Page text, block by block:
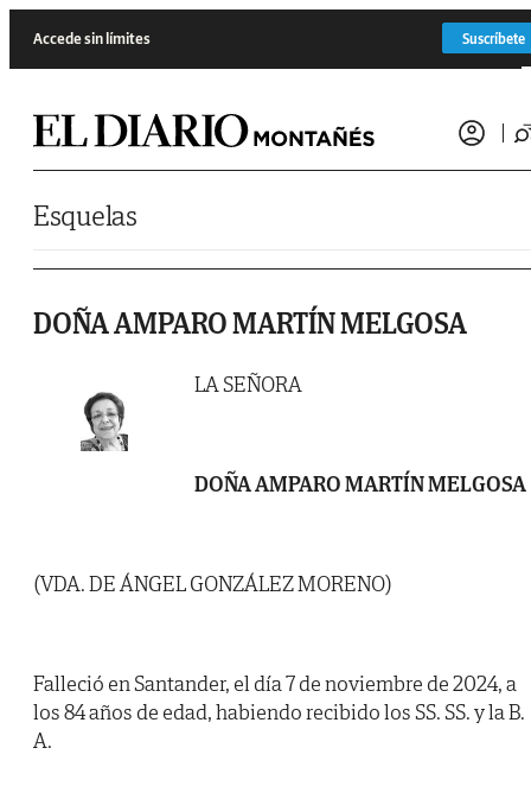
Accede sin límites Suscríbete
Esquelas
DOÑA AMPARO MARTÍN MELGOSA
LA SEÑORA
DOÑA AMPARO MARTÍN MELGOSA
(VDA. DE ÁNGEL GONZÁLEZ MORENO)
Falleció en Santander, el día 7 de noviembre de 2024, a
los 84 años de edad, habiendo recibido los SS. SS. y la B.
A.